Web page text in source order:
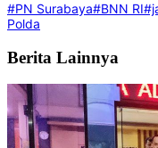
#PN Surabaya#BNN RI
Polda
Berita Lainnya